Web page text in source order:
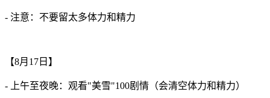
- 注意：不要留太多体力和精力
【8月17日】
- 上午至夜晚：观看"美雪"100剧情（会清空体力和精力）